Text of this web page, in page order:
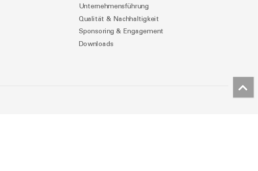
Unternehmensführung
Qualität & Nachhaltigkeit
Sponsoring & Engagement
Downloads